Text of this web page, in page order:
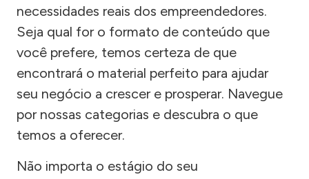
necessidades reais dos empreendedores.
Seja qual for o formato de conteúdo que
você prefere, temos certeza de que
encontrará o material perfeito para ajudar
seu negócio a crescer e prosperar. Navegue
por nossas categorias e descubra o que
temos a oferecer.
Não importa o estágio do seu